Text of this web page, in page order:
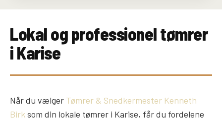
Lokal og professionel tømrer
i Karise
Når du vælger Tømrer & Snedkermester Kenneth
Birk som din lokale tømrer i Karise, får du fordelene